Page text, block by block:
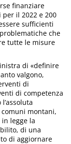
finanziare
il 2022 e 200
sufficienti
che
tutte le misure
di «definire
valgono,
di
di competenza
montani,
legge la
di una
di aggiornare